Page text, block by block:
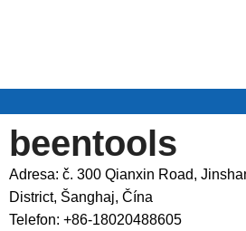
beentools
Adresa: č. 300 Qianxin Road,
District, Šanghaj, Čína
Telefon: +86-18020488605